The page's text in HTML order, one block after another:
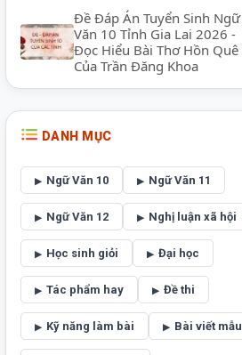
Đề Đáp Án Tuyển Sinh Ngữ
Văn 10 Tỉnh Gia Lai 2026 -
Đọc Hiểu Bài Thơ Hồn Quê
Của Trần Đăng Khoa
DANH MỤC
Ngữ Văn 10 Ngữ Văn 11
Ngữ Văn 12 Nghị luận xã hội
Học sinh giỏi Đại học
Tác phẩm hay Đề thi
Kỹ năng làm bài Bài viết mẫu